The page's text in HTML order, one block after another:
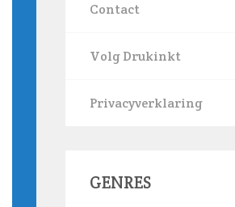
Contact
Volg Drukinkt
Privacyverklaring
GENRES